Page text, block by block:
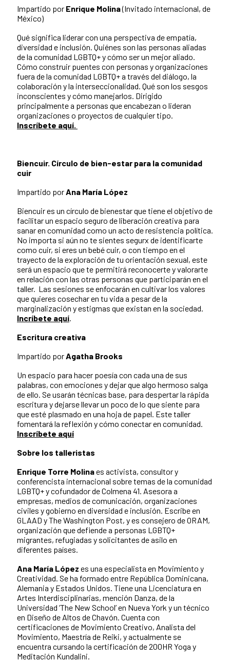
Impartido por Enrique Molina(Invitado internacional, de
México)
Qué significa liderar con una perspectiva de empatía,
diversidad e inclusión. Quiénes son las personas aliadas
de la comunidad LGBTQ+ y cómo ser un mejor aliado.
Cómo construir puentes con personas y organizaciones
fuera de la comunidad LGBTQ+ a través del diálogo, la
colaboración y la interseccionalidad. Qué son los sesgos
inconscientes y cómo manejarlos. Dirigido
principalmente a personas que encabezan o lideran
organizaciones o proyectos de cualquier tipo.
Inscríbete aquí.
Biencuir. Círculo de bien-estar para la comunidad
cuir
Impartido porAna María López
Biencuir es un círculo de bienestar que tiene el objetivo de
facilitar un espacio seguro de liberación creativa para
sanar en comunidad como un acto de resistencia política.
No importa si aún no te sientes segurx de identificarte
como cuir, si eres un bebé cuir, o con tiempo en el
trayecto de la exploración de tu orientación sexual, este
será un espacio que te permitirá reconocerte y valorarte
en relación con las otras personas que participarán en el
taller. Las sesiones se enfocarán en cultivar los valores
que quieres cosechar en tu vida a pesar de la
marginalización y estigmas que existan en la sociedad.
Incríbete aquí.
Escritura creativa
Impartido porAgatha Brooks
Un espacio para hacer poesía con cada una de sus
palabras, con emociones y dejar que algo hermoso salga
de ello. Se usarán técnicas base, para despertar la rápida
escritura y dejarse llevar un poco de lo que siente para
que esté plasmado en una hoja de papel. Este taller
fomentará la reflexión y cómo conectar en comunidad.
Inscríbete aquí
Sobre los talleristas
Enrique Torre Molinaes activista, consultor y
conferencista internacional sobre temas de la comunidad
LGBTQ+ y cofundador de Colmena 41. Asesora a
empresas, medios de comunicación, organizaciones
civiles y gobierno en diversidad e inclusión. Escribe en
GLAAD y The Washington Post, y es consejero de ORAM,
organización que defiende a personas LGBTQ+
migrantes, refugiadas y solicitantes de asilo en
diferentes países.
Ana María López es una especialista en Movimiento y
Creatividad. Se ha formado entre República Dominicana,
Alemania y Estados Unidos. Tiene una Licenciatura en
Artes Interdisciplinarias, mención Danza, de la
Universidad ‘The New School’ en Nueva York y un técnico
en Diseño de Altos de Chavón. Cuenta con
certificaciones de Movimiento Creativo, Analista del
Movimiento, Maestría de Reiki, y actualmente se
encuentra cursando la certificación de 200HR Yoga y
Meditación Kundalini.